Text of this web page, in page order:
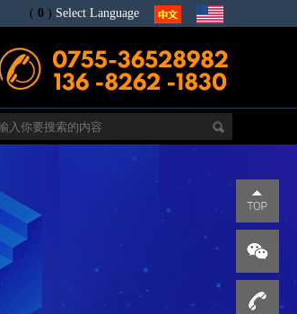
( 0 ) Select Language